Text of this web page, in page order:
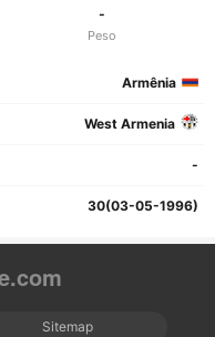
-
Peso
Armênia
West Armenia
-
30(03-05-1996)
Sitemap